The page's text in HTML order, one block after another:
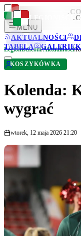
LEGIONISCI
MENU
AKTUALNOŚCI
TABELA
GALERIE
LEGIONISCI
Legionisci.com/Aktualności/
KOSZYKÓWKA
Kolenda:
wygrać
wtorek, 12 maja 2026 21:20